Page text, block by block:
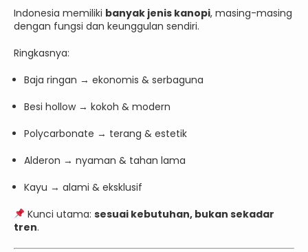
Indonesia memiliki banyak jenis kanopi, masing-masing
dengan fungsi dan keunggulan sendiri.
Ringkasnya:
Baja ringan → ekonomis & serbaguna
Besi hollow → kokoh & modern
Polycarbonate → terang & estetik
Alderon → nyaman & tahan lama
Kayu → alami & eksklusif
Kunci utama: sesuai kebutuhan, bukan sekadar
tren.